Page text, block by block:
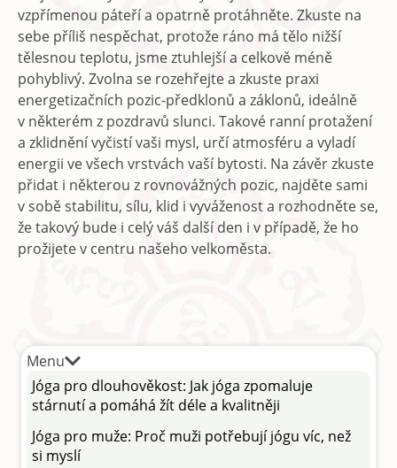
vzpřímenou páteří a opatrně protáhněte. Zkuste na
sebe příliš nespěchat, protože ráno má tělo nižší
tělesnou teplotu, jsme ztuhlejší a celkově méně
pohyblivý. Zvolna se rozehřejte a zkuste praxi
energetizačních pozic-předklonů a záklonů, ideálně
v některém z pozdravů slunci. Takové ranní protažení
a zklidnění vyčistí vaši mysl, určí atmosféru a vyladí
energii ve všech vrstvách vaší bytosti. Na závěr zkuste
přidat i některou z rovnovážných pozic, najděte sami
v sobě stabilitu, sílu, klid i vyváženost a rozhodněte se,
že takový bude i celý váš další den i v případě, že ho
prožijete v centru našeho velkoměsta.
Menu
Jóga pro dlouhověkost: Jak jóga zpomaluje
stárnutí a pomáhá žít déle a kvalitněji
Jóga pro muže: Proč muži potřebují jógu víc, než
si myslí